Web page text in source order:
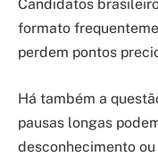
Candidatos
formato
perdem pontos
Há também a
pausas longas
desconhecimento